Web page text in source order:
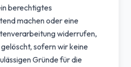
berechtigtes
machen oder eine
widerrufen,
sofern wir keine
Gründe für die